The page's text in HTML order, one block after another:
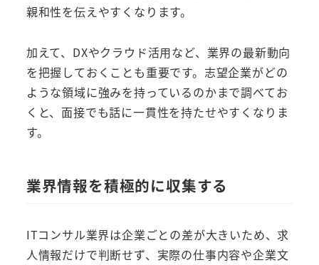
親和性を伝えやすくなります。
加えて、DXやクラウド活用など、業界の最新動向
を把握しておくことも重要です。志望企業がどの
ような領域に強みを持っているのかまで調べてお
くと、面接でも話に一貫性を持たせやすくなりま
す。
業界情報を積極的に収集する
ITコンサル業界は企業ごとの差が大きいため、求
人情報だけで判断せず、実際の仕事内容や企業文